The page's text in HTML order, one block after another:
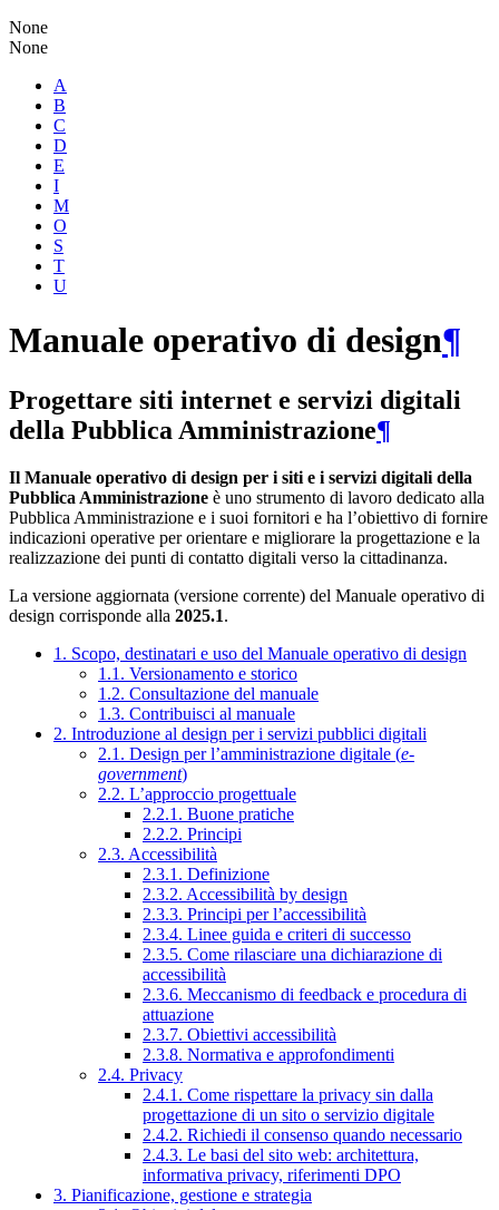
None
None
A
B
C
D
E
I
M
O
S
T
U
Manuale operativo di design¶
Progettare siti internet e servizi digitali
della Pubblica Amministrazione¶
Il Manuale operativo di design per i siti e i servizi digitali della
Pubblica Amministrazione è uno strumento di lavoro dedicato alla
Pubblica Amministrazione e i suoi fornitori e ha l’obiettivo di fornire
indicazioni operative per orientare e migliorare la progettazione e la
realizzazione dei punti di contatto digitali verso la cittadinanza.
La versione aggiornata (versione corrente) del Manuale operativo di
design corrisponde alla 2025.1.
1. Scopo, destinatari e uso del Manuale operativo di design
1.1. Versionamento e storico
1.2. Consultazione del manuale
1.3. Contribuisci al manuale
2. Introduzione al design per i servizi pubblici digitali
2.1. Design per l’amministrazione digitale (e-
government)
2.2. L’approccio progettuale
2.2.1. Buone pratiche
2.2.2. Principi
2.3. Accessibilità
2.3.1. Definizione
2.3.2. Accessibilità by design
2.3.3. Principi per l’accessibilità
2.3.4. Linee guida e criteri di successo
2.3.5. Come rilasciare una dichiarazione di
accessibilità
2.3.6. Meccanismo di feedback e procedura di
attuazione
2.3.7. Obiettivi accessibilità
2.3.8. Normativa e approfondimenti
2.4. Privacy
2.4.1. Come rispettare la privacy sin dalla
progettazione di un sito o servizio digitale
2.4.2. Richiedi il consenso quando necessario
2.4.3. Le basi del sito web: architettura,
informativa privacy, riferimenti DPO
3. Pianificazione, gestione e strategia